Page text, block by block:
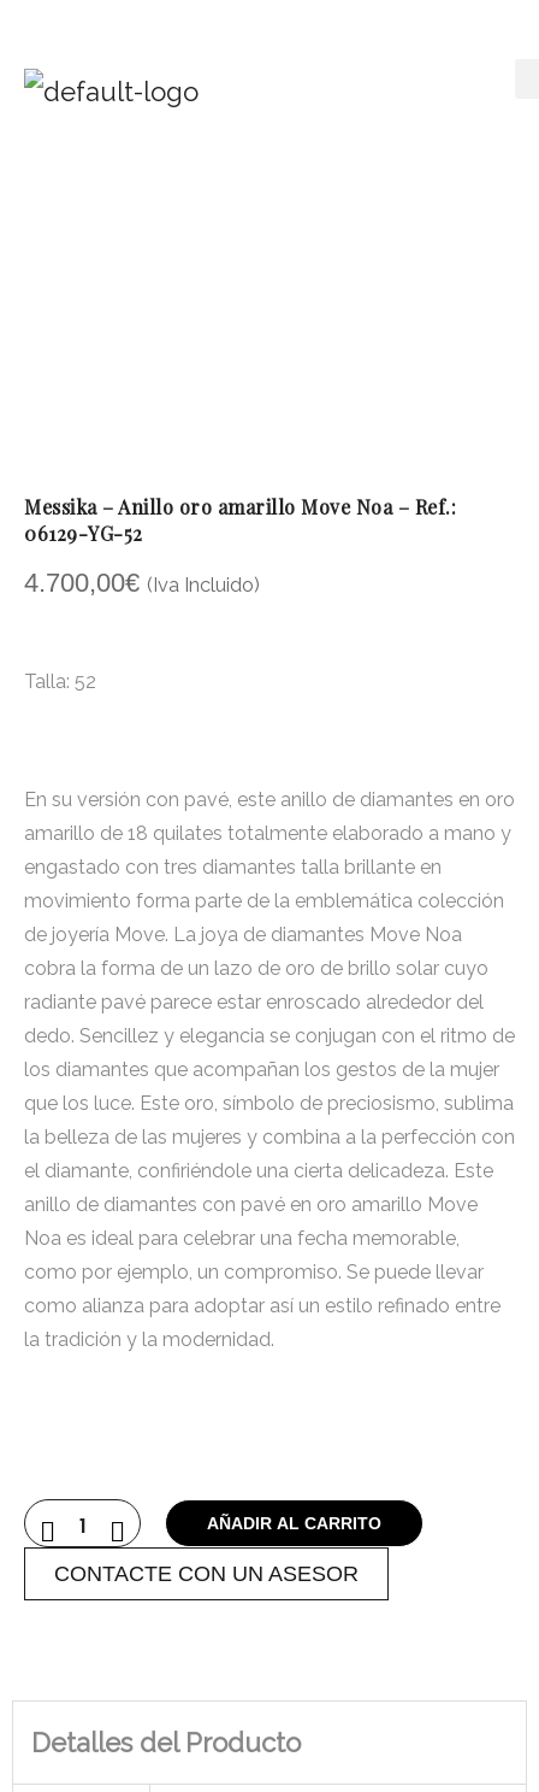
Messika – Anillo oro amarillo Move Noa – Ref.:
06129-YG-52
4.700,00€ (Iva Incluido)
Talla: 52
En su versión con pavé, este anillo de diamantes en oro
amarillo de 18 quilates totalmente elaborado a mano y
engastado con tres diamantes talla brillante en
movimiento forma parte de la emblemática colección
de joyería Move. La joya de diamantes Move Noa
cobra la forma de un lazo de oro de brillo solar cuyo
radiante pavé parece estar enroscado alrededor del
dedo. Sencillez y elegancia se conjugan con el ritmo de
los diamantes que acompañan los gestos de la mujer
que los luce. Este oro, símbolo de preciosismo, sublima
la belleza de las mujeres y combina a la perfección con
el diamante, confiriéndole una cierta delicadeza. Este
anillo de diamantes con pavé en oro amarillo Move
Noa es ideal para celebrar una fecha memorable,
como por ejemplo, un compromiso. Se puede llevar
como alianza para adoptar así un estilo refinado entre
la tradición y la modernidad.
AÑADIR AL CARRITO
CONTACTE CON UN ASESOR
Detalles del Producto